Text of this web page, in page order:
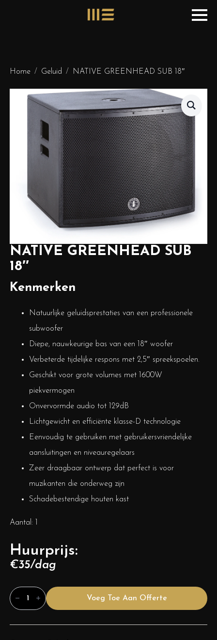
Home Geluid NATIVE GREENHEAD SUB 18″
NATIVE GREENHEAD SUB
18″
Kenmerken
Natuurlijke geluidsprestaties van een professionele
subwoofer
Diepe, nauwkeurige bas van een 18″ woofer
Verbeterde tijdelijke respons met 2,5″ spreekspoelen.
Geschikt voor grote volumes met 1600W
piekvermogen
Onvervormde audio tot 129dB
Lichtgewicht en efficiënte klasse-D technologie
Eenvoudig te gebruiken met gebruikersvriendelijke
aansluitingen en niveauregelaars
Zeer draagbaar ontwerp dat perfect is voor
muzikanten die onderweg zijn
Schadebestendige houten kast
Aantal: 1
Huurprijs:
€35/dag
NATIVE
GREENHEAD
SUB
Voeg Toe Aan Offerte